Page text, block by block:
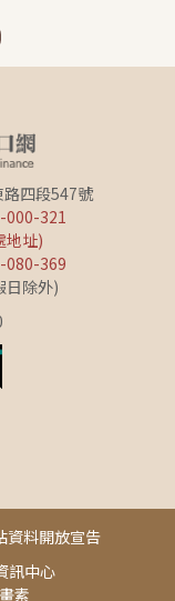
四段547號
000-321
地址)
080-369
日除外)
訊中心
素
資料開放宣告